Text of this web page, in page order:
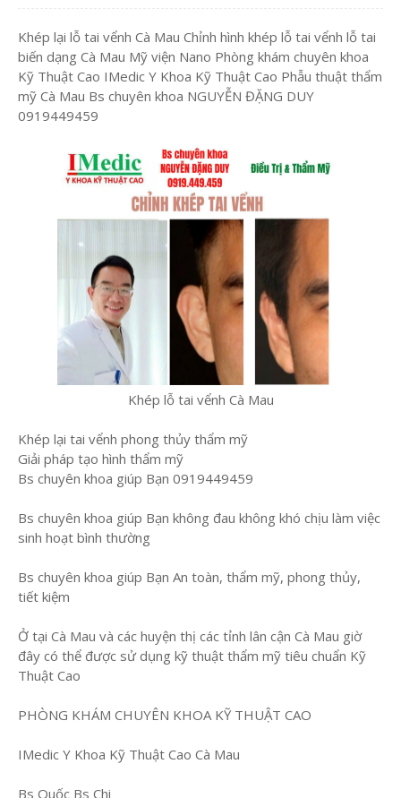
Khép lại lỗ tai vểnh Cà Mau Chỉnh hình khép lỗ tai vểnh lỗ tai
biến dạng Cà Mau Mỹ viện Nano Phòng khám chuyên khoa
Kỹ Thuật Cao IMedic Y Khoa Kỹ Thuật Cao Phẫu thuật thẩm
mỹ Cà Mau Bs chuyên khoa NGUYỄN ĐẶNG DUY
0919449459
Khép lỗ tai vểnh Cà Mau
Khép lại tai vểnh phong thủy thẩm mỹ
Giải pháp tạo hình thẩm mỹ
Bs chuyên khoa giúp Bạn 0919449459
Bs chuyên khoa giúp Bạn không đau không khó chịu làm việc
sinh hoạt bình thường
Bs chuyên khoa giúp Bạn An toàn, thẩm mỹ, phong thủy,
tiết kiệm
Ở tại Cà Mau và các huyện thị các tỉnh lân cận Cà Mau giờ
đây có thể được sử dụng kỹ thuật thẩm mỹ tiêu chuẩn Kỹ
Thuật Cao
PHÒNG KHÁM CHUYÊN KHOA KỸ THUẬT CAO
IMedic Y Khoa Kỹ Thuật Cao Cà Mau
Bs Quốc Bs Chi